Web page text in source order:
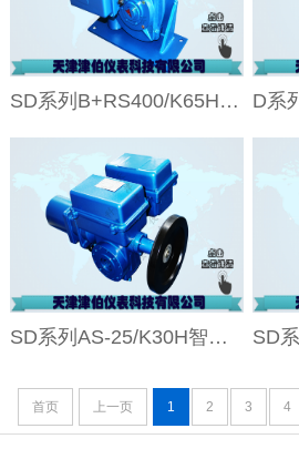
SD系列B+RS400/K65H智能型角行程电动执行机构
SD系列AS-25/K30H智能角行程电动执行机构
首页 上一页 1 2 3 4